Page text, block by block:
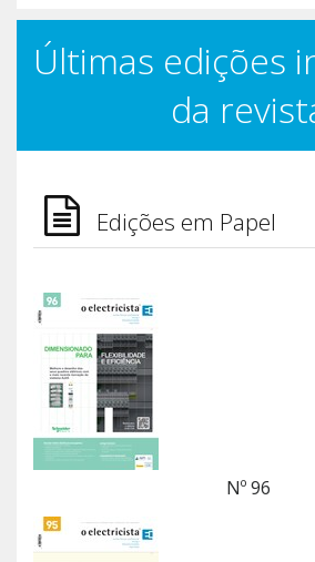
Últimas edições
da
Edições em Papel
Nº 96